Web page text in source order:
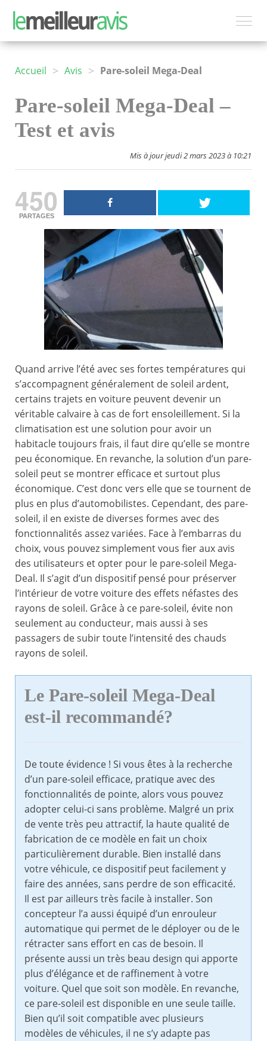
Accueil > Avis > Pare-soleil Mega-Deal
Pare-soleil Mega-Deal –
Test et avis
Mis à jour jeudi 2 mars 2023 à 10:21
450
PARTAGES
Quand arrive l’été avec ses fortes températures qui
s’accompagnent généralement de soleil ardent,
certains trajets en voiture peuvent devenir un
véritable calvaire à cas de fort ensoleillement. Si la
climatisation est une solution pour avoir un
habitacle toujours frais, il faut dire qu’elle se montre
peu économique. En revanche, la solution d’un pare-
soleil peut se montrer efficace et surtout plus
économique. C’est donc vers elle que se tournent de
plus en plus d’automobilistes. Cependant, des pare-
soleil, il en existe de diverses formes avec des
fonctionnalités assez variées. Face à l’embarras du
choix, vous pouvez simplement vous fier aux avis
des utilisateurs et opter pour le pare-soleil Mega-
Deal. Il s’agit d’un dispositif pensé pour préserver
l’intérieur de votre voiture des effets néfastes des
rayons de soleil. Grâce à ce pare-soleil, évite non
seulement au conducteur, mais aussi à ses
passagers de subir toute l’intensité des chauds
rayons de soleil.
Le Pare-soleil Mega-Deal
est-il recommandé?
De toute évidence ! Si vous êtes à la recherche
d’un pare-soleil efficace, pratique avec des
fonctionnalités de pointe, alors vous pouvez
adopter celui-ci sans problème. Malgré un prix
de vente très peu attractif, la haute qualité de
fabrication de ce modèle en fait un choix
particulièrement durable. Bien installé dans
votre véhicule, ce dispositif peut facilement y
faire des années, sans perdre de son efficacité.
Il est par ailleurs très facile à installer. Son
concepteur l’a aussi équipé d’un enrouleur
automatique qui permet de le déployer ou de le
rétracter sans effort en cas de besoin. Il
présente aussi un très beau design qui apporte
plus d’élégance et de raffinement à votre
voiture. Quel que soit son modèle. En revanche,
ce pare-soleil est disponible en une seule taille.
Bien qu’il soit compatible avec plusieurs
modèles de véhicules, il ne s’y adapte pas